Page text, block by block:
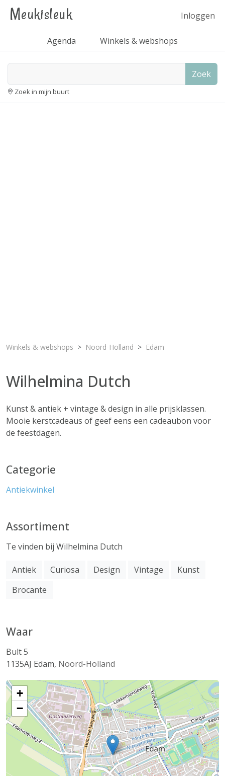
Meukisleuk Inloggen
Agenda Winkels & webshops
Zoek
Zoek in mijn buurt
Winkels & webshops Noord-Holland Edam
Wilhelmina Dutch
Kunst & antiek + vintage & design in alle prijsklassen.
Mooie kerstcadeaus of geef eens een cadeaubon voor
de feestdagen.
Categorie
Antiekwinkel
Assortiment
Te vinden bij Wilhelmina Dutch
Antiek Curiosa Design Vintage
Kunst
Brocante
Waar
Bult 5
1135AJ Edam, Noord-Holland
+
−